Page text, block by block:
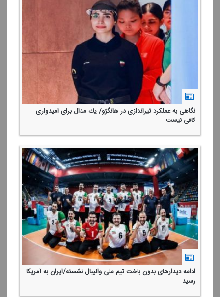
نگاهی به عملكرد تیراندازی در هانگژو/ یك مدال برای امیدواری
كافی نیست
ادامه دیدارهای بدون باخت تیم ملی والیبال نشسته/ایران به آمریكا
رسید